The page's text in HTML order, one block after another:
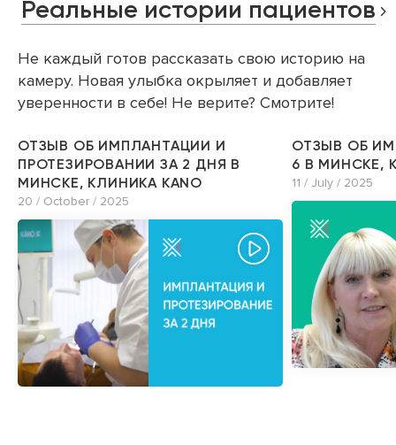
Реальные истории пациентов
Не каждый готов рассказать свою историю на
камеру. Новая улыбка окрыляет и добавляет
уверенности в себе! Не верите? Смотрите!
ОТЗЫВ ОБ ИМПЛАНТАЦИИ И
ПРОТЕЗИРОВАНИИ ЗА 2 ДНЯ В
МИНСКЕ, КЛИНИКА KANO
20 / October / 2025
ОТЗЫВ ОБ
6 В МИНСКЕ,
11 / July / 2025